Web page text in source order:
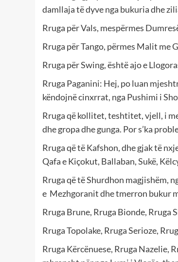
damllaja të dyve nga bukuria dhe
Rruga për Vals, mespërmes
Rruga për Tango, përmes Malit me
Rruga për Swing, është ajo e
Rruga Paganini: Hej, po luan
këndojnë cinxrrat, nga Pushimi i
Rruga që kollitet, teshtitet, vjell, i
dhe gropa dhe gunga. Por s’ka
Rruga që të Kafshon, dhe gjak të
Qafa e Kiçokut, Ballaban, Sukë,
Rruga që të Shurdhon magjishëm,
e Mezhgoranit dhe tmerron bukur
Rruga Brune, Rruga Bionde, Rruga
Rruga Topolake, Rruga Serioze,
Rruga Kërcënuese, Rruga Nazelie,